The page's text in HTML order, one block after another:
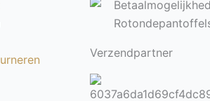
Verzendpartner